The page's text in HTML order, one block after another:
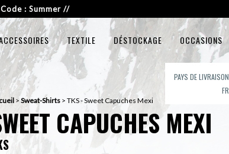
: Summer //
TEXTILE DÉSTOCKAGE OCCASIONS
PAYS DE LIVRAISON
FR
> Sweat-Shirts > TKS - Sweet Capuches Mexi
CAPUCHES MEXI